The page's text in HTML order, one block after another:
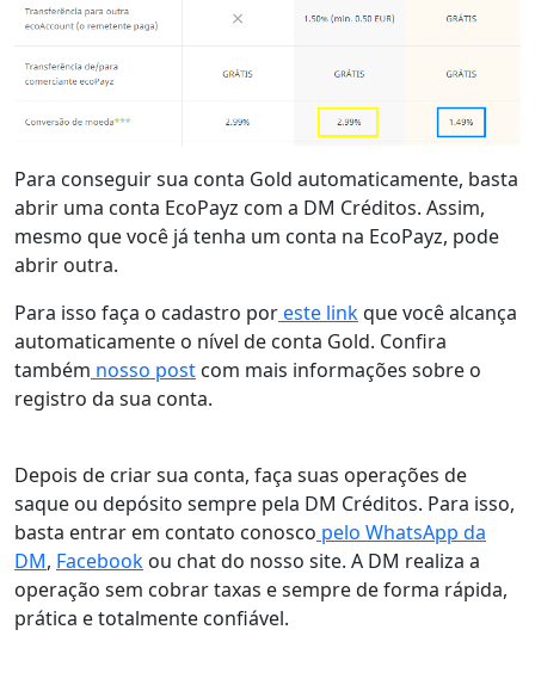
Para conseguir sua conta Gold automaticamente, basta
abrir uma conta EcoPayz com a DM Créditos. Assim,
mesmo que você já tenha um conta na EcoPayz, pode
abrir outra.
Para isso faça o cadastro poreste linkque você alcança
automaticamente o nível de conta Gold. Confira
também nosso post com mais informações sobre o
registro da sua conta.
Depois de criar sua conta, faça suas operações de
saque ou depósito sempre pela DM Créditos. Para isso,
basta entrar em contato conosco pelo WhatsApp da
DM, Facebook ou chat do nosso site. A DM realiza a
operação sem cobrar taxas e sempre de forma rápida,
prática e totalmente confiável.